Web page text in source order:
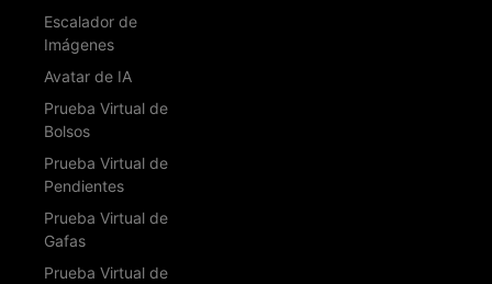
Escalador de
Imágenes
Avatar de IA
Prueba Virtual de
Bolsos
Prueba Virtual de
Pendientes
Prueba Virtual de
Gafas
Prueba Virtual de